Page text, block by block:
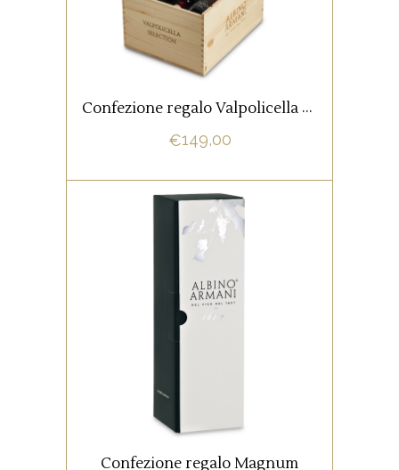
Egle DOC Classico Superiore
1 bottiglia di Valpolicella
Superiore
1 bottiglia di Amarone
della Valpolicella Albino
Armani DOCG Classico
della Valpolicella Cuslanus
DOCG Classico Riserva
1 bottiglia di Recioto della
AGGIUNGI AL CARRELLO
Confezione regalo Valpolicella Selection
€149,00
Astuccio portabottiglie firmato
Albino Armani. Confezione da 1
AGGIUNGI AL CARRELLO
Confezione regalo Magnum